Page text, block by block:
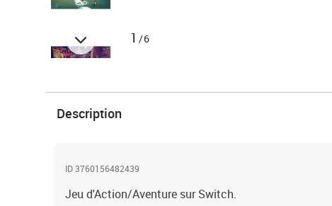
1 /6
Description
ID 3760156482439
Jeu d'Action/Aventure sur Switch.